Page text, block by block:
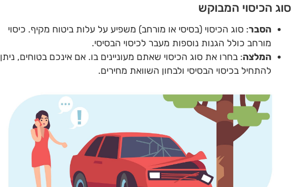
סוג הכיסוי המבוקש
הסבר: סוג הכיסוי (בסיסי או מורחב) משפיע על עלות ביטוח מקיף. כיסוי
מורחב כולל הגנות נוספות מעבר לכיסוי הבסיסי.
המלצה: בחרו את סוג הכיסוי שאתם מעוניינים בו. אם אינכם בטוחים, ניתן
להתחיל בכיסוי הבסיסי ולבחון השוואת מחירים.